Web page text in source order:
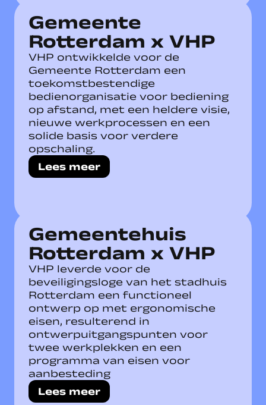
Gemeente
Rotterdam x VHP
VHP ontwikkelde voor de
Gemeente Rotterdam een
toekomstbestendige
bedienorganisatie voor bediening
op afstand, met een heldere visie,
nieuwe werkprocessen en een
solide basis voor verdere
opschaling.
Lees meer
Gemeentehuis
Rotterdam x VHP
VHP leverde voor de
beveiligingsloge van het stadhuis
Rotterdam een functioneel
ontwerp op met ergonomische
eisen, resulterend in
ontwerpuitgangspunten voor
twee werkplekken en een
programma van eisen voor
aanbesteding
Lees meer